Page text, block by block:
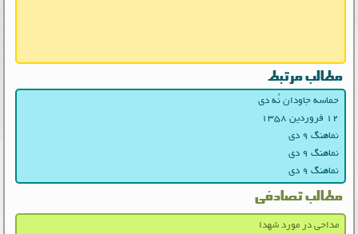
مطالب مرتبط
حماسه جاودان نُه دی
۱۲ فروردین ۱۳۵۸
نماهنگ ۹ دی
نماهنگ ۹ دی
نماهنگ ۹ دی
مطالب تصادفی
مداحی در مورد شهدا